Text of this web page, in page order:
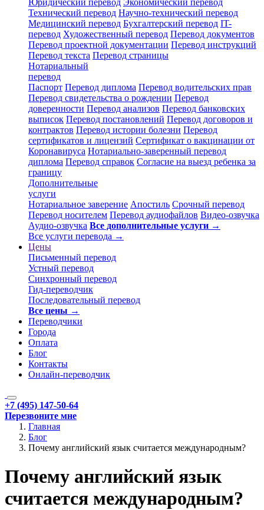
Юридический перевод Экономический перевод
Технический перевод Научно-технический перевод
Медицинский перевод Бухгалтерский перевод IT-
перевод Художественный перевод Перевод документов
Перевод проектной документации Перевод инструкций
Перевод текста Перевод страницы
Нотариальный
перевод
Паспорт Перевод диплома Перевод водительских прав
Перевод свидетельства о рождении Перевод
доверенности Перевод анализов Перевод банковских
выписок Перевод постановлений Перевод договоров и
контрактов Перевод истории болезни Перевод
сертификатов и лицензий Сертификат о вакцинации от
Коронавируса Нотариально-заверенный перевод
диплома Перевод справок Согласие на выезд ребенка за
границу
Дополнительные
услуги
Нотариальное заверение Апостиль Срочный перевод
Перевод носителем Перевод аудиофайлов Видео-озвучка
Аудио-озвучка Все дополнительные услуги →
Все услуги перевода →
Цены
Письменный перевод
Устный перевод
Синхронный перевод
Гид-переводчик
Последовательный перевод
Все цены →
Переводчики
Города
Оплата
Блог
Контакты
Онлайн-переводчик
+7 (495) 147-50-64
Перезвоните мне
Главная
Блог
Почему английский язык считается международным?
Почему английский язык
считается международным?